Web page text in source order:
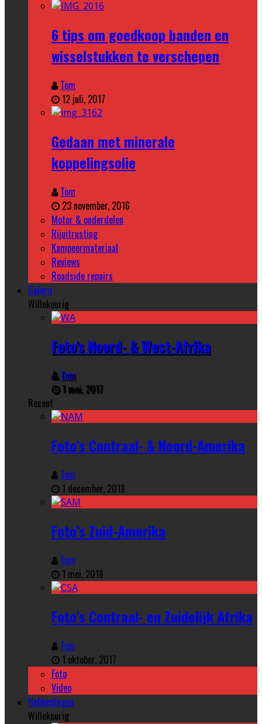
6 tips om goedkoop banden en
wisselstukken te verschepen
Tom
12 juli, 2017
Gedaan met minerale
koppelingsolie
Tom
23 november, 2016
Motor & onderdelen
Rijuitrusting
Kampeermateriaal
Reviews
Roadside repairs
Galerij
Willekeurig
Foto's Noord- & West-Afrika
Tom
1 mei, 2017
Recent
Foto’s Centraal- & Noord-Amerika
Tom
1 december, 2018
Foto’s Zuid-Amerika
Tom
1 mei, 2018
Foto’s Centraal- en Zuidelijk Afrika
Tom
1 oktober, 2017
Foto
Video
Hebbedingen
Willekeurig